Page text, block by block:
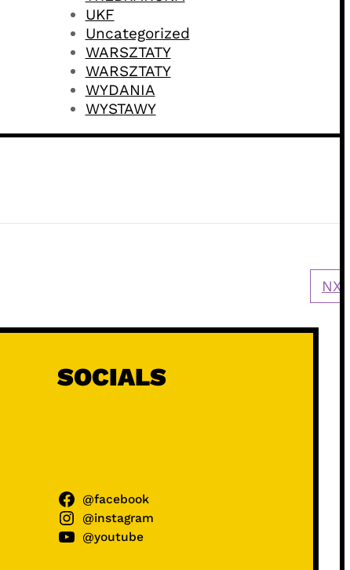
UKF
Uncategorized
WARSZTATY
WARSZTATY
WYDANIA
WYSTAWY
SOCIALS
@facebook
@instagram
@youtube